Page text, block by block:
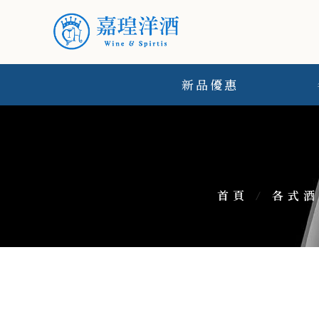
新品優惠
首頁 / 各式